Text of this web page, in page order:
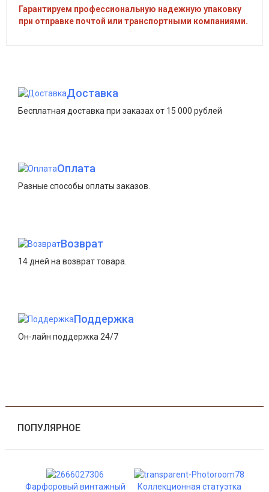
Гарантируем профессиональную надежную упаковку
при отправке почтой или транспортными компаниями.
Доставка
Бесплатная доставка при заказах от 15 000 рублей
Оплата
Разные способы оплаты заказов.
Возврат
14 дней на возврат товара.
Поддержка
Он-лайн поддержка 24/7
ПОПУЛЯРНОЕ
Фарфоровый винтажный
Коллекционная статуэтка